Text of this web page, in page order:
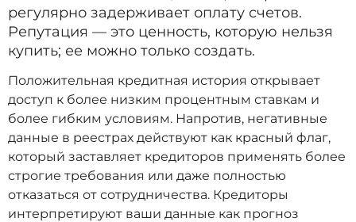
регулярно задерживает оплату счетов.
Репутация — это ценность, которую нельзя
купить; ее можно только создать.
Положительная кредитная история открывает
доступ к более низким процентным ставкам и
более гибким условиям. Напротив, негативные
данные в реестрах действуют как красный флаг,
который заставляет кредиторов применять более
строгие требования или даже полностью
отказаться от сотрудничества. Кредиторы
интерпретируют ваши данные как прогноз